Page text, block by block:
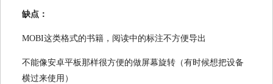
缺点：
MOBI这类格式的书籍，阅读中的标注不方便导出
不能像安卓平板那样很方便的做屏幕旋转（有时候想把设备
横过来使用）